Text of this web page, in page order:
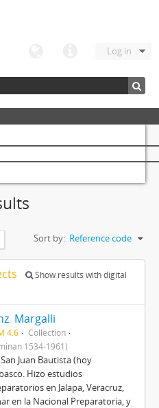
Log in
Sort by: Reference code
Show results with digital
Margalli
4.6
Collection
1534-1961)
Juan Bautista (hoy
Hizo estudios
en Jalapa, Veracruz,
en la Nacional Preparatoria, y